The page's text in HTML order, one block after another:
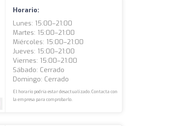
Horario:
Lunes: 15:00–21:00
Martes: 15:00–21:00
Miércoles: 15:00–21:00
Jueves: 15:00–21:00
Viernes: 15:00–21:00
Sábado: Cerrado
Domingo: Cerrado
El horario podría estar desactualizado. Contacta con
la empresa para comprobarlo.